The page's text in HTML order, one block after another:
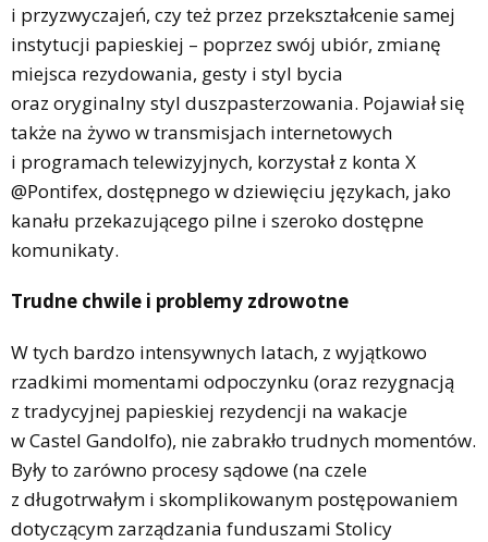
i przyzwyczajeń, czy też przez przekształcenie samej
instytucji papieskiej – poprzez swój ubiór, zmianę
miejsca rezydowania, gesty i styl bycia
oraz oryginalny styl duszpasterzowania. Pojawiał się
także na żywo w transmisjach internetowych
i programach telewizyjnych, korzystał z konta X
@Pontifex, dostępnego w dziewięciu językach, jako
kanału przekazującego pilne i szeroko dostępne
komunikaty.
Trudne chwile i problemy zdrowotne
W tych bardzo intensywnych latach, z wyjątkowo
rzadkimi momentami odpoczynku (oraz rezygnacją
z tradycyjnej papieskiej rezydencji na wakacje
w Castel Gandolfo), nie zabrakło trudnych momentów.
Były to zarówno procesy sądowe (na czele
z długotrwałym i skomplikowanym postępowaniem
dotyczącym zarządzania funduszami Stolicy